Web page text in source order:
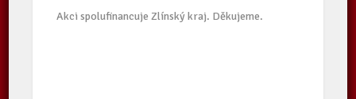
Akci spolufinancuje Zlínský kraj. Děkujeme.